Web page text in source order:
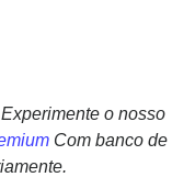
o nosso
Com banco de